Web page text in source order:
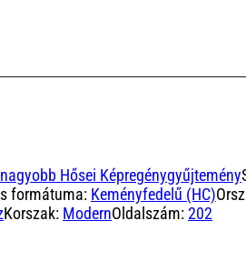
Hősei Képregénygyűjtemény
formátuma: Keményfedelű (HC)
Korszak: ModernOldalszám:202